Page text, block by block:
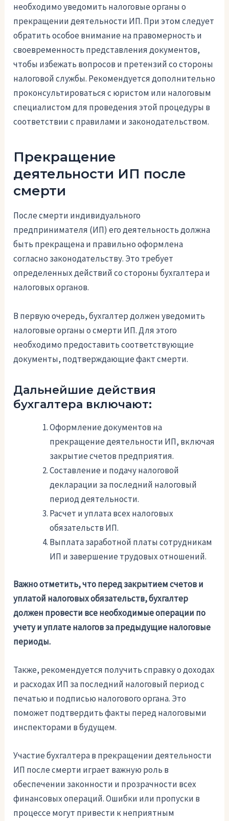
необходимо уведомить налоговые органы о
прекращении деятельности ИП. При этом следует
обратить особое внимание на правомерность и
своевременность представления документов,
чтобы избежать вопросов и претензий со стороны
налоговой службы. Рекомендуется дополнительно
проконсультироваться с юристом или налоговым
специалистом для проведения этой процедуры в
соответствии с правилами и законодательством.
Прекращение
деятельности ИП после
смерти
После смерти индивидуального
предпринимателя (ИП) его деятельность должна
быть прекращена и правильно оформлена
согласно законодательству. Это требует
определенных действий со стороны бухгалтера и
налоговых органов.
В первую очередь, бухгалтер должен уведомить
налоговые органы о смерти ИП. Для этого
необходимо предоставить соответствующие
документы, подтверждающие факт смерти.
Дальнейшие действия
бухгалтера включают:
Оформление документов на
прекращение деятельности ИП, включая
закрытие счетов предприятия.
Составление и подачу налоговой
декларации за последний налоговый
период деятельности.
Расчет и уплата всех налоговых
обязательств ИП.
Выплата заработной платы сотрудникам
ИП и завершение трудовых отношений.
Важно отметить, что перед закрытием счетов и
уплатой налоговых обязательств, бухгалтер
должен провести все необходимые операции по
учету и уплате налогов за предыдущие налоговые
периоды.
Также, рекомендуется получить справку о доходах
и расходах ИП за последний налоговый период с
печатью и подписью налогового органа. Это
поможет подтвердить факты перед налоговыми
инспекторами в будущем.
Участие бухгалтера в прекращении деятельности
ИП после смерти играет важную роль в
обеспечении законности и прозрачности всех
финансовых операций. Ошибки или пропуски в
процессе могут привести к неприятным